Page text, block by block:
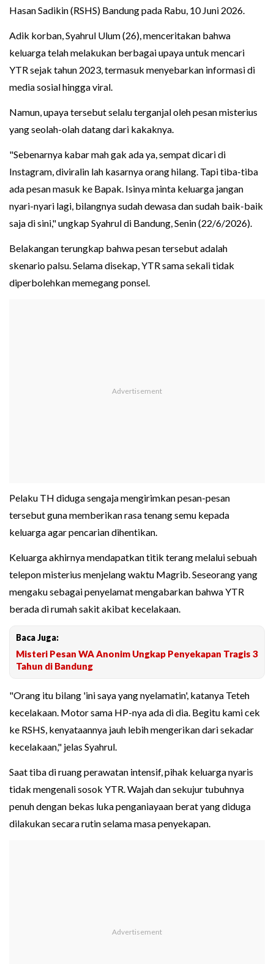
Hasan Sadikin (RSHS) Bandung pada Rabu, 10 Juni 2026.
Adik korban, Syahrul Ulum (26), menceritakan bahwa
keluarga telah melakukan berbagai upaya untuk mencari
YTR sejak tahun 2023, termasuk menyebarkan informasi di
media sosial hingga viral.
Namun, upaya tersebut selalu terganjal oleh pesan misterius
yang seolah-olah datang dari kakaknya.
"Sebenarnya kabar mah gak ada ya, sempat dicari di
Instagram, diviralin lah kasarnya orang hilang. Tapi tiba-tiba
ada pesan masuk ke Bapak. Isinya minta keluarga jangan
nyari-nyari lagi, bilangnya sudah dewasa dan sudah baik-baik
saja di sini," ungkap Syahrul di Bandung, Senin (22/6/2026).
Belakangan terungkap bahwa pesan tersebut adalah
skenario palsu. Selama disekap, YTR sama sekali tidak
diperbolehkan memegang ponsel.
Pelaku TH diduga sengaja mengirimkan pesan-pesan
tersebut guna memberikan rasa tenang semu kepada
keluarga agar pencarian dihentikan.
Keluarga akhirnya mendapatkan titik terang melalui sebuah
telepon misterius menjelang waktu Magrib. Seseorang yang
mengaku sebagai penyelamat mengabarkan bahwa YTR
berada di rumah sakit akibat kecelakaan.
Baca Juga:
Misteri Pesan WA Anonim Ungkap Penyekapan Tragis 3
Tahun di Bandung
"Orang itu bilang 'ini saya yang nyelamatin', katanya Teteh
kecelakaan. Motor sama HP-nya ada di dia. Begitu kami cek
ke RSHS, kenyataannya jauh lebih mengerikan dari sekadar
kecelakaan," jelas Syahrul.
Saat tiba di ruang perawatan intensif, pihak keluarga nyaris
tidak mengenali sosok YTR. Wajah dan sekujur tubuhnya
penuh dengan bekas luka penganiayaan berat yang diduga
dilakukan secara rutin selama masa penyekapan.